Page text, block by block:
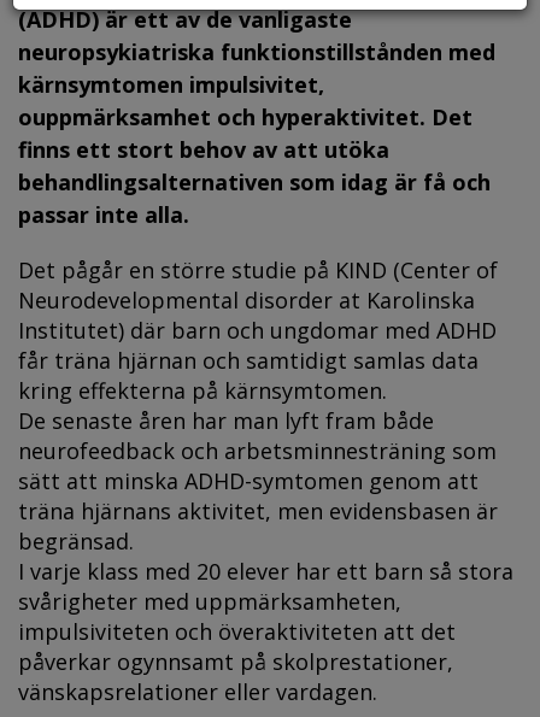
(ADHD) är ett av de vanligaste
neuropsykiatriska funktions­tillstånden med
kärnsymtomen impulsivitet,
ouppmärksamhet och hyperaktivitet. Det
finns ett stort behov av att utöka
behandlingsalternativen som idag är få och
passar inte alla.
Det pågår en större studie på KIND (Center of
Neurodevelopmental disorder at Karolinska
Institutet) där barn och ungdomar med ADHD
får träna hjärnan och samtidigt samlas data
kring effekterna på kärnsymtomen.
De senaste åren har man lyft fram både
neurofeedback och arbetsminnesträning som
sätt att minska ADHD-symtomen genom att
träna hjärnans aktivitet, men evidens­basen är
begränsad.
I varje klass med 20 elever har ett barn så stora
svårigheter med uppmärksamheten,
impulsiviteten och överaktiviteten att det
påverkar ogynnsamt på skolprestationer,
vänskapsrelationer eller vardagen.